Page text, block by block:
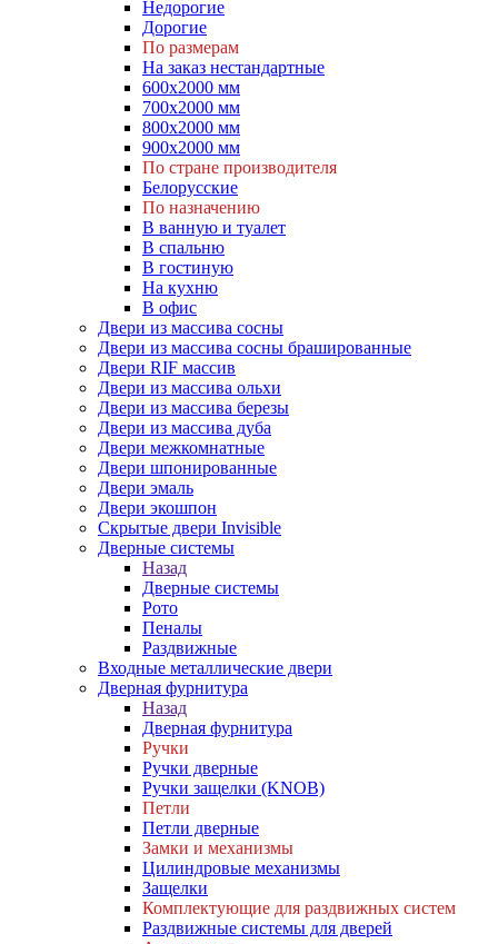
Недорогие
Дорогие
По размерам
На заказ нестандартные
600х2000 мм
700х2000 мм
800х2000 мм
900х2000 мм
По стране производителя
Белорусские
По назначению
В ванную и туалет
В спальню
В гостиную
На кухню
В офис
Двери из массива сосны
Двери из массива сосны брашированные
Двери RIF массив
Двери из массива ольхи
Двери из массива березы
Двери из массива дуба
Двери межкомнатные
Двери шпонированные
Двери эмаль
Двери экошпон
Скрытые двери Invisible
Дверные системы
Назад
Дверные системы
Рото
Пеналы
Раздвижные
Входные металлические двери
Дверная фурнитура
Назад
Дверная фурнитура
Ручки
Ручки дверные
Ручки защелки (KNOB)
Петли
Петли дверные
Замки и механизмы
Цилиндровые механизмы
Защелки
Комплектующие для раздвижных систем
Раздвижные системы для дверей